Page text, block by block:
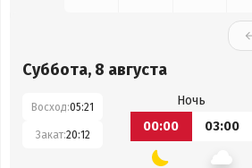
Суббота, 8 августа
Восход:05:21
Закат:20:12
Ночь
00:00
03:00